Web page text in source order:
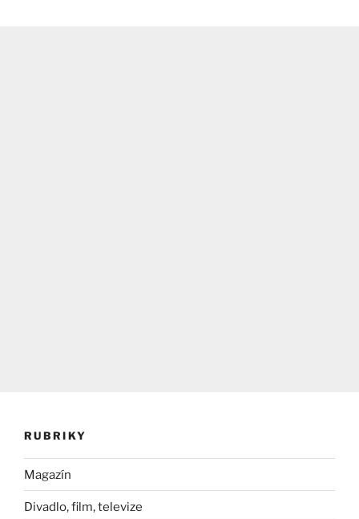
RUBRIKY
Magazín
Divadlo, film, televize